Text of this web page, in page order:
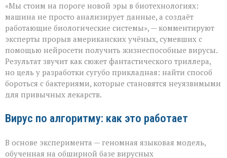
научился
писать
вирусы — но
не
для
разрушения,
а
для
спасения»
«Мы стоим на пороге новой эры в биотехнологиях:
машина не просто анализирует данные, а создаёт
работающие биологические системы», — комментируют
эксперты прорыв американских учёных, сумевших с
помощью нейросети получить жизнеспособные вирусы.
Результат звучит как сюжет фантастического триллера,
но цель у разработки сугубо прикладная: найти способ
бороться с бактериями, которые становятся неуязвимыми
для привычных лекарств.
Вирус по алгоритму: как это работает
В основе эксперимента — геномная языковая модель,
обученная на обширной базе вирусных